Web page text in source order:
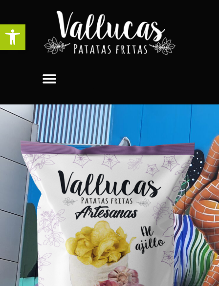
Abrir barra de herramientas